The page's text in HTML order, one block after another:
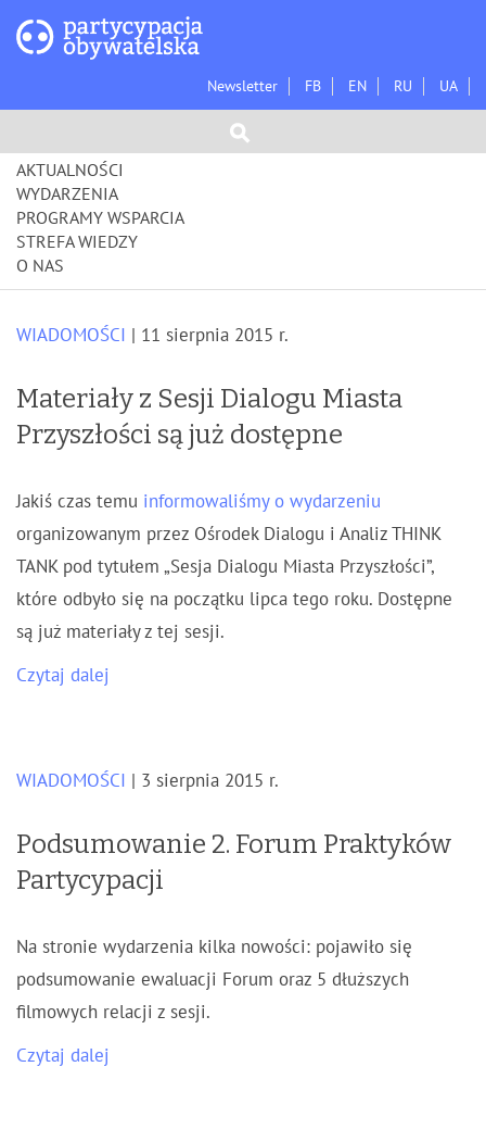
Newsletter FB EN RU UA
AKTUALNOŚCI
WYDARZENIA
PROGRAMY WSPARCIA
STREFA WIEDZY
O NAS
WIADOMOŚCI | 11 sierpnia 2015 r.
Materiały z Sesji Dialogu Miasta
Przyszłości są już dostępne
Jakiś czas temu informowaliśmy o wydarzeniu
organizowanym przez Ośrodek Dialogu i Analiz THINK
TANK pod tytułem „Sesja Dialogu Miasta Przyszłości”,
które odbyło się na początku lipca tego roku. Dostępne
są już materiały z tej sesji.
Czytaj dalej
WIADOMOŚCI | 3 sierpnia 2015 r.
Podsumowanie 2. Forum Praktyków
Partycypacji
Na stronie wydarzenia kilka nowości: pojawiło się
podsumowanie ewaluacji Forum oraz 5 dłuższych
filmowych relacji z sesji.
Czytaj dalej